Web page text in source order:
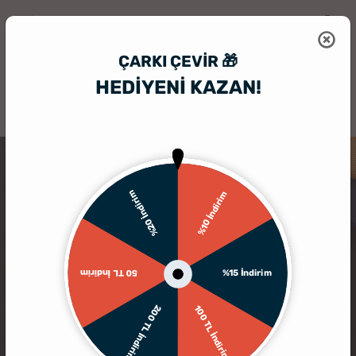
ÇARKI ÇEVIR 🎁
HEDİYENİ KAZAN!
%10 İndirim
%15 İndirim
100 TL İndirim
200 TL İndirim
50 TL İndirim
%20 İndirim